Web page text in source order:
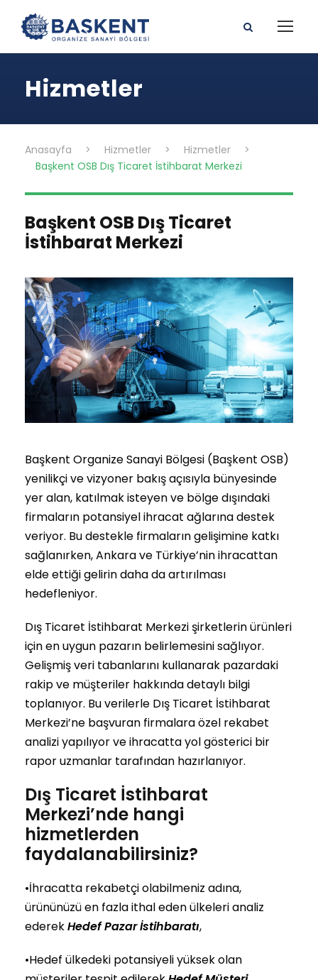
Hizmetler
Anasayfa > Hizmetler > Hizmetler
>
Başkent OSB Dış Ticaret İstihbarat Merkezi
Başkent OSB Dış Ticaret
İstihbarat Merkezi
Başkent Organize Sanayi Bölgesi (Başkent OSB)
yenilikçi ve vizyoner bakış açısıyla bünyesinde
yer alan, katılmak isteyen ve bölge dışındaki
firmaların potansiyel ihracat ağlarına destek
veriyor. Bu destekle firmaların gelişimine katkı
sağlanırken, Ankara ve Türkiye’nin ihracattan
elde ettiği gelirin daha da artırılması
hedefleniyor.
Dış Ticaret İstihbarat Merkezi şirketlerin ürünleri
için en uygun pazarın belirlemesini sağlıyor.
Gelişmiş veri tabanlarını kullanarak pazardaki
rakip ve müşteriler hakkında detaylı bilgi
toplanıyor. Bu verilerle Dış Ticaret İstihbarat
Merkezi’ne başvuran firmalara özel rekabet
analizi yapılıyor ve ihracatta yol gösterici bir
rapor uzmanlar tarafından hazırlanıyor.
Dış Ticaret İstihbarat
Merkezi’nde hangi
hizmetlerden
faydalanabilirsiniz?
•İhracatta rekabetçi olabilmeniz adına,
ürününüzü en fazla ithal eden ülkeleri analiz
ederekHedef Pazar İstihbaratı,
•Hedef ülkedeki potansiyeli yüksek olan